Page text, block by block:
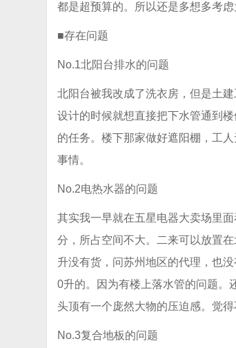
都是超预算的。所以还是多想多考虑
■存在问题
No.1北阳台排水的问题
北阳台被我改成了洗衣房，但是土
设计的时候就想直接把下水管通到
的任务。楼下那家做好遮阳棚，工
事情。
No.2电热水器的问题
其实我一早就在五星电器大卖场里
分，所占空间不大。二来可以放置
升没有货，问苏州地区的代理，也
0升的。因为有楼上落水管的问题。
头顶有一个庞然大物的压迫感。觉得
No.3复合地板的问题